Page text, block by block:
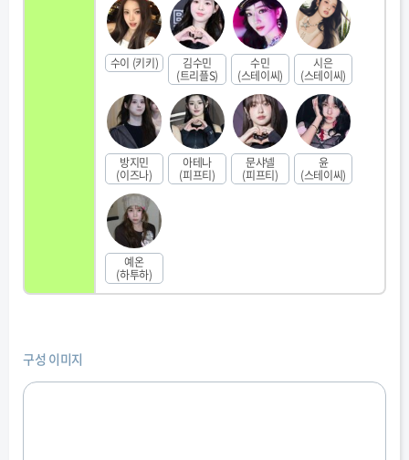
수이 (키키) 김수민
(트리플S)
수민
(스테이씨)
시은
(스테이씨)
방지민
(이즈나)
아테나
(피프티)
문샤넬
(피프티)
윤
(스테이씨)
예온
(하투하)
구성 이미지